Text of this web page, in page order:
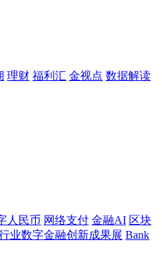
理财 福利汇 金视点 数据解读
人民币 网络支付 金融AI 区块
业数字金融创新成果展 Bank